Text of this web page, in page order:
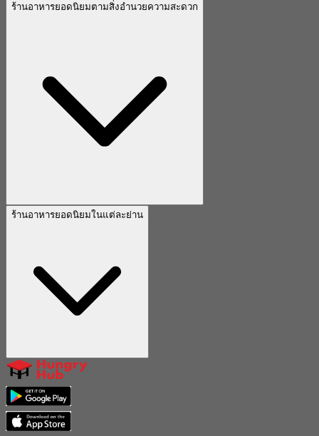
ร้านอาหารยอดนิยมตามสิ่งอำนวยความสะดวก
ร้านอาหารยอดนิยมในแต่ละย่าน